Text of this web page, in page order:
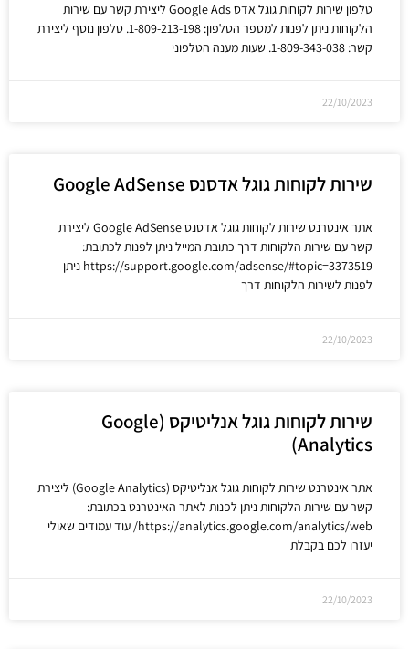
טלפון שירות לקוחות גוגל אדס Google Ads ליצירת קשר עם שירות
הלקוחות ניתן לפנות למספר הטלפון: 1-809-213-198. טלפון נוסף ליצירת
קשר: 1-809-343-038. שעות מענה הטלפוני
22/10/2023
שירות לקוחות גוגל אדסנס Google AdSense
אתר אינטרנט שירות לקוחות גוגל אדסנס Google AdSense ליצירת
קשר עם שירות הלקוחות דרך כתובת המייל ניתן לפנות לכתובת:
https://support.google.com/adsense/#topic=3373519 ניתן
לפנות לשירות הלקוחות דרך
22/10/2023
שירות לקוחות גוגל אנליטיקס (Google
Analytics)
אתר אינטרנט שירות לקוחות גוגל אנליטיקס (Google Analytics) ליצירת
קשר עם שירות הלקוחות ניתן לפנות לאתר האינטרנט בכתובת:
https://analytics.google.com/analytics/web/ עוד עמודים שאולי
יעזרו לכם בקבלת
22/10/2023